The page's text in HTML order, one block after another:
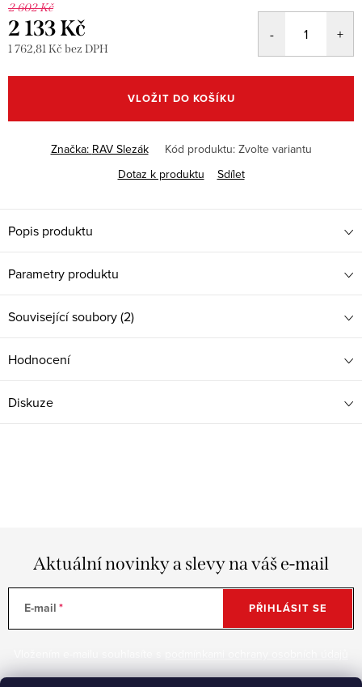
2 602 Kč
2 133 Kč
1 762,81 Kč bez DPH
cena:
VLOŽIT DO KOŠÍKU
Značka: RAV Slezák Kód produktu: Zvolte variantu
Dotaz k produktu
Sdílet
Popis produktu
Parametry produktu
Související soubory (2)
Hodnocení
Diskuze
Aktuální novinky a slevy na váš e-mail
E-mail PŘIHLÁSIT SE